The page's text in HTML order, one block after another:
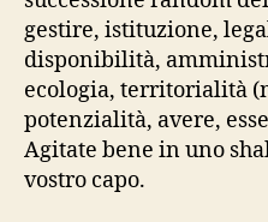
gestire, istituzione,
disponibilità,
ecologia, territorialità
potenzialità, avere,
Agitate bene in uno
vostro capo.